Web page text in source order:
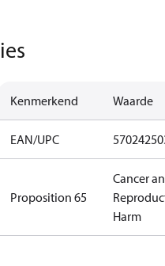
Kenmerkend Waarde
EAN/UPC
Proposition 65
Cancer
Harm